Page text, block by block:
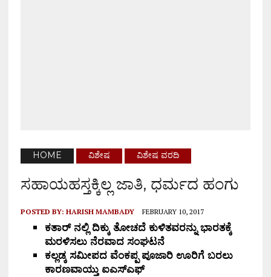
HOME ವಿಶೇಷ ವಿಶೇಷ ವರದಿ
ಸಹಾಯಹಸ್ತಕ್ಕಿಲ್ಲ ಜಾತಿ, ಧರ್ಮದ ಹಂಗು
POSTED BY: HARISH MAMBADY FEBRUARY 10, 2017
ಕತಾರ್ ನಲ್ಲಿ ದಿಕ್ಕು ತೋಚದೆ ಕುಳಿತವರನ್ನು ಭಾರತಕ್ಕೆ
ಮರಳಿಸಲು ನೆರವಾದ ಸಂಘಟನೆ
ಕಲ್ಲಡ್ಕ ಸಮೀಪದ ವೆಂಕಪ್ಪ ಪೂಜಾರಿ ಊರಿಗೆ ಬರಲು
ಕಾರಣವಾಯ್ತು ಐಎಸ್‌ಎಫ್